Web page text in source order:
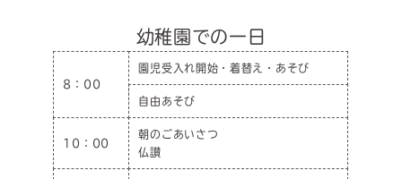
幼稚園での一日
8：00
園児受入れ開始・着替え・あそび
自由あそび
10：00
朝のごあいさつ
仏讃